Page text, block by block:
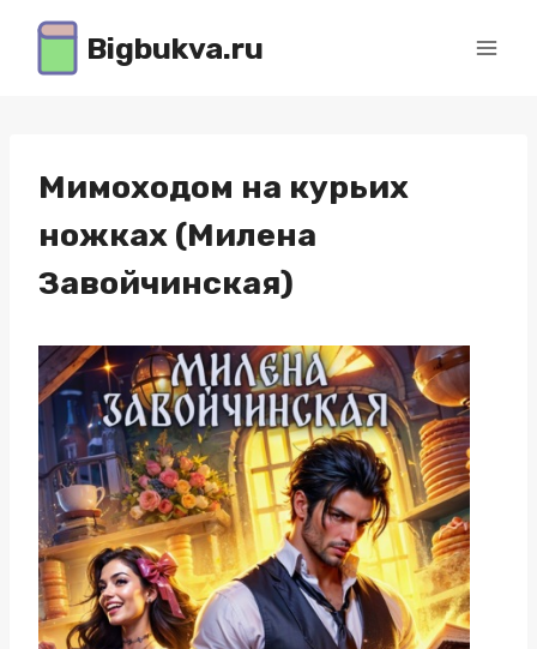
Перейти
содержимому
Bigbukva.ru
Мимоходом на курьих
ножках (Милена
Завойчинская)